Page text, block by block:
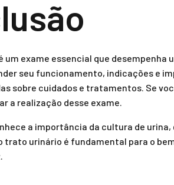
um exame essencial que
seu funcionamento, indicações e
sobre cuidados e tratamentos. Se
a realização desse exame.
a importância da cultura de
trato urinário é fundamental para o